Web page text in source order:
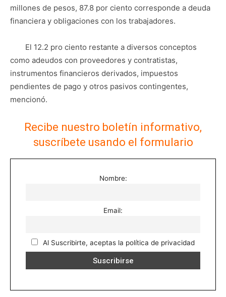
millones de pesos, 87.8 por ciento corresponde a deuda
financiera y obligaciones con los trabajadores.
El 12.2 pro ciento restante a diversos conceptos
como adeudos con proveedores y contratistas,
instrumentos financieros derivados, impuestos
pendientes de pago y otros pasivos contingentes,
mencionó.
Recibe nuestro boletín informativo,
suscríbete usando el formulario
Nombre:
Email:
Al Suscribirte, aceptas la política de privacidad